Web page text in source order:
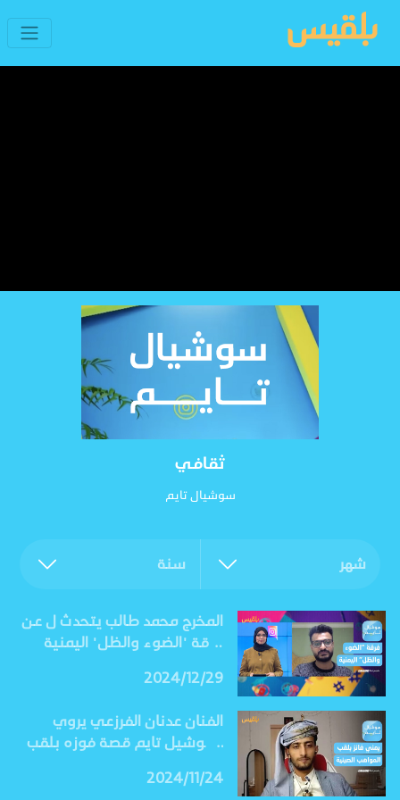
ثقافي
سوشيال تايم
شهر سنة
المخرج محمد طالب يتحدث ل عن
فرقة "الضوء والظل" اليمنية
2024/12/29
الفنان عدنان الفرزعي يروي
لسوشيل تايم قصة فوزه بلقب
2024/11/24